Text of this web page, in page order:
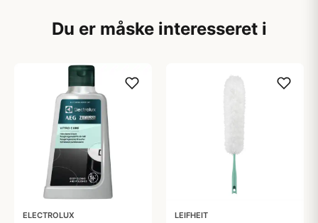
Du er måske interesseret i
ELECTROLUX LEIFHEIT